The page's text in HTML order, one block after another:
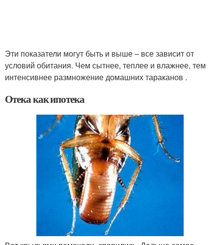
Эти показатели могут быть и выше – все зависит от
условий обитания. Чем сытнее, теплее и влажнее, тем
интенсивнее размножение домашних тараканов .
Отека как ипотека